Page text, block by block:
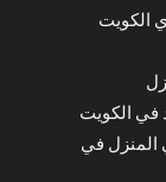
الكويت
في الكويت
المنزل في